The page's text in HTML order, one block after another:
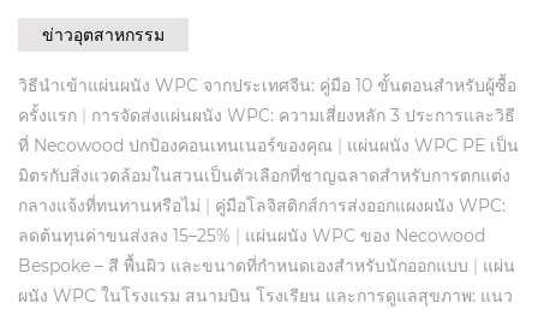
ข่าวอุตสาหกรรม
วิธีนำเข้าแผ่นผนัง WPC จากประเทศจีน: คู่มือ 10 ขั้นตอนสำหรับผู้ซื้อ
ครั้งแรก | การจัดส่งแผ่นผนัง WPC: ความเสี่ยงหลัก 3 ประการและวิธี
ที่ Necowood ปกป้องคอนเทนเนอร์ของคุณ | แผ่นผนัง WPC PE เป็น
มิตรกับสิ่งแวดล้อมในสวนเป็นตัวเลือกที่ชาญฉลาดสำหรับการตกแต่ง
กลางแจ้งที่ทนทานหรือไม่ | คู่มือโลจิสติกส์การส่งออกแผงผนัง WPC:
ลดต้นทุนค่าขนส่งลง 15–25% | แผ่นผนัง WPC ของ Necowood
Bespoke – สี พื้นผิว และขนาดที่กำหนดเองสำหรับนักออกแบบ | แผ่น
ผนัง WPC ในโรงแรม สนามบิน โรงเรียน และการดูแลสุขภาพ: แนว